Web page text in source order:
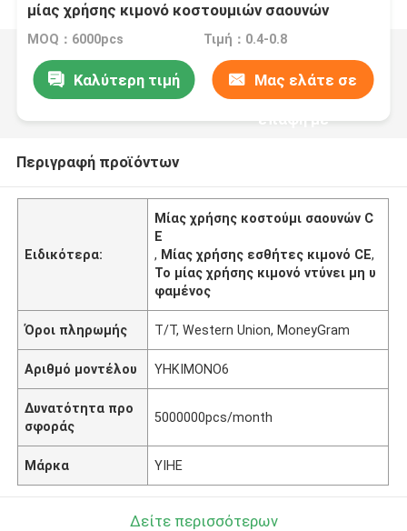
μίας χρήσης κιμονό κοστουμιών σαουνών
εσθήτων μίας χρήσης ντύνει το μη υφαμένο
MOQ：6000pcs Τιμή：0.4-0.8
Καλύτερη τιμή Μας ελάτε σε
επαφή με
Περιγραφή προϊόντων
Ειδικότερα:
Μίας χρήσης κοστούμι σαουνών C
E
, Μίας χρήσης εσθήτες κιμονό CE,
Το μίας χρήσης κιμονό ντύνει μη υ
φαμένος
Όροι πληρωμής T/T, Western Union, MoneyGram
Αριθμό μοντέλου YHKIMONO6
Δυνατότητα προ
σφοράς
5000000pcs/month
Μάρκα YIHE
Δείτε περισσότερων